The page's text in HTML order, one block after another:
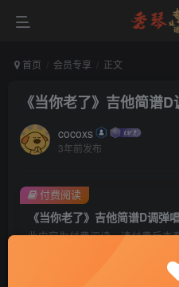
首页 会员专享 正文
《当你老了》吉他简谱D
cocoxs
3年前发布
《当你老了》吉他简谱D调弹
此内容为付费阅读，请付费后查
会
付费阅读